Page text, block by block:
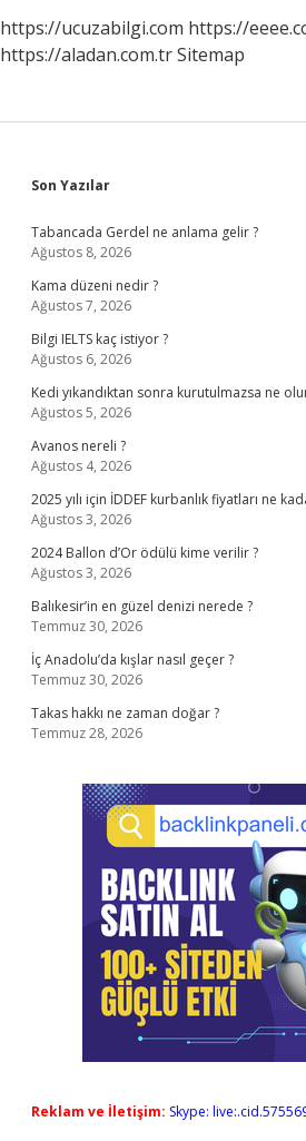
https://ucuzabilgi.com https://
https://aladan.com.trSitemap
Sidebar
Son Yazılar
Tabancada Gerdel ne anlama gelir ?
Ağustos 8, 2026
Kama düzeni nedir ?
Ağustos 7, 2026
Bilgi IELTS kaç istiyor ?
Ağustos 6, 2026
Kedi yıkandıktan sonra kurutulmazsa ne
Ağustos 5, 2026
Avanos nereli ?
Ağustos 4, 2026
2025 yılı için İDDEF kurbanlık fiyatları ne
Ağustos 3, 2026
2024 Ballon d’Or ödülü kime verilir ?
Ağustos 3, 2026
Balıkesir’in en güzel denizi nerede ?
Temmuz 30, 2026
İç Anadolu’da kışlar nasıl geçer ?
Temmuz 30, 2026
Takas hakkı ne zaman doğar ?
Temmuz 28, 2026
Reklam ve İletişim: Skype: